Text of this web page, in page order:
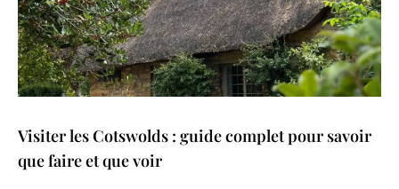
Visiter les Cotswolds : guide complet pour savoir
que faire et que voir